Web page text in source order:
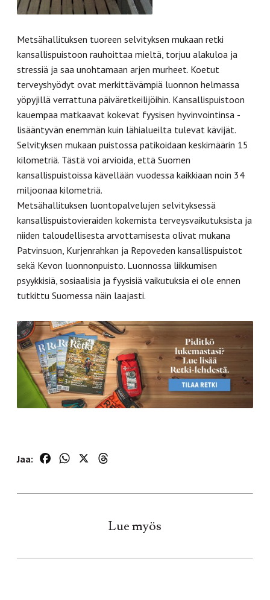
Metsähallituksen tuoreen selvityksen mukaan retki
kansallispuistoon rauhoittaa mieltä, torjuu alakuloa ja
stressiä ja saa unohtamaan arjen murheet. Koetut
terveyshyödyt ovat merkittävämpiä luonnon helmassa
yöpyjillä verrattuna päiväretkeilijöihin. Kansallispuistoon
kauempaa matkaavat kokevat fyysisen hyvinvointinsa ­
lisääntyvän enemmän kuin lähialueilta tulevat kävijät.
Selvityksen mukaan puistossa patikoidaan keskimäärin 15
kilometriä. Tästä voi arvioida, että Suomen
kansallispuistoissa kävellään vuodessa kaikkiaan noin 34
miljoonaa ­kilometriä.
Metsähallituksen luontopalvelujen selvityksessä
kansallispuistovieraiden kokemista terveysvaikutuksista ja
niiden taloudellisesta arvottamisesta olivat mukana
Patvinsuon, Kurjenrahkan ja Repoveden kansallispuistot
sekä Kevon luonnonpuisto. Luonnossa liikkumisen
psyykkisiä, sosiaalisia ja fyysisiä vaikutuksia ei ole ennen
tutkittu Suomessa näin laajasti.
Jaa: FacebookWhatsApp
Lue myös